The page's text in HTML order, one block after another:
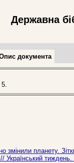
Державна
документа
змінили планету.
// Український